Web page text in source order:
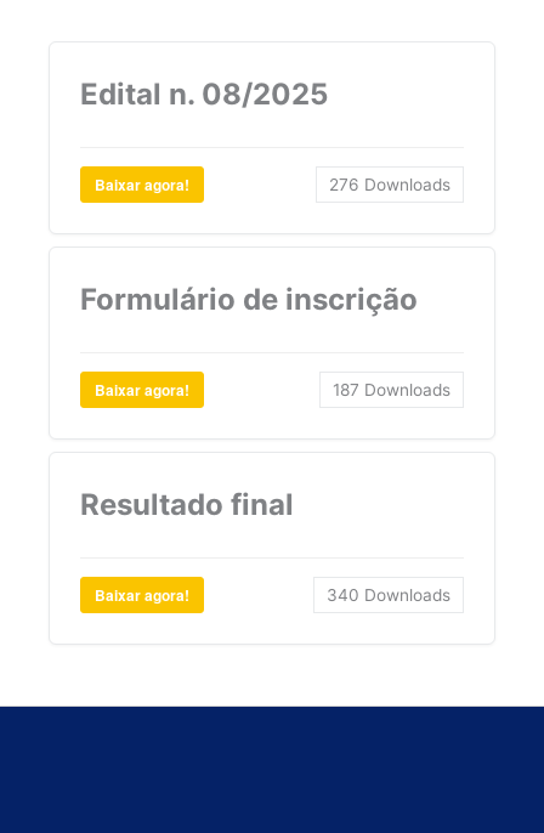
Edital n. 08/2025
Baixar agora! 276 Downloads
Formulário de inscrição
Baixar agora! 187 Downloads
Resultado final
Baixar agora! 340 Downloads